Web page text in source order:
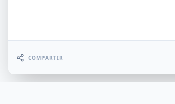
COMPARTIR